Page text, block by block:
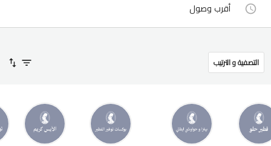
أقرب وصول
التصفية و الترتيب